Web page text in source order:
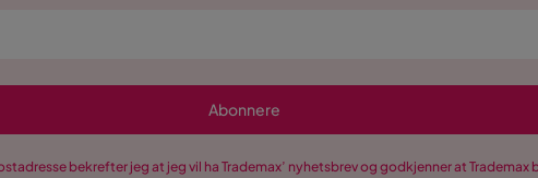
Abonnere
bekrefter jeg at jeg vil ha Trademax’ nyhetsbrev og godkjenner at Trademax